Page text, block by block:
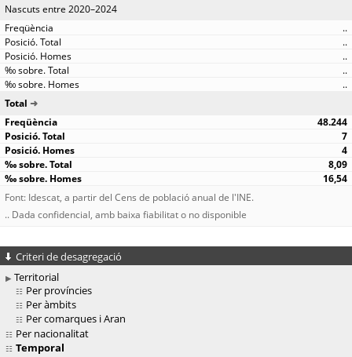
Nascuts entre 2020–2024
..
..
..
..
..
Total
48.244
7
4
8,09
16,54
Font: Idescat, a partir del Cens de població anual de l'INE.
.. Dada confidencial, amb baixa fiabilitat o no disponible
Criteri de desagregació
Territorial
Per províncies
Per àmbits
Per comarques i Aran
Per nacionalitat
Temporal